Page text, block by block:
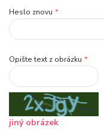
Heslo znovu *
Opište text z obrázku *
jiný obrázek